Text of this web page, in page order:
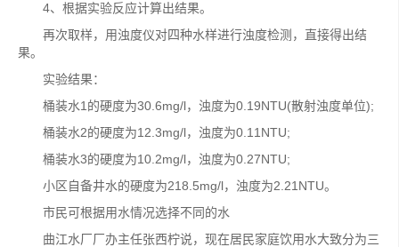
4、根据实验反应计算出结果。
再次取样，用浊度仪对四种水样进行浊度检测，直接得出结
果。
实验结果：
桶装水1的硬度为30.6mg/l，浊度为0.19NTU(散射浊度单位);
桶装水2的硬度为12.3mg/l，浊度为0.11NTU;
桶装水3的硬度为10.2mg/l，浊度为0.27NTU;
小区自备井水的硬度为218.5mg/l，浊度为2.21NTU。
市民可根据用水情况选择不同的水
曲江水厂厂办主任张西柠说，现在居民家庭饮用水大致分为三